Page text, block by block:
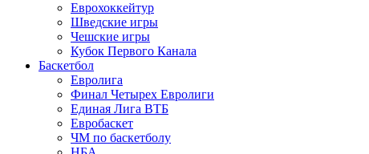
Еврохоккейтур
Шведские игры
Чешские игры
Кубок Первого Канала
Баскетбол
Евролига
Финал Четырех Евролиги
Единая Лига ВТБ
Евробаскет
ЧМ по баскетболу